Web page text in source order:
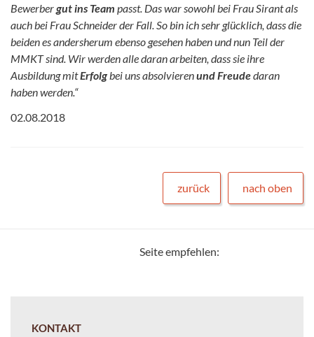
Bewerbergut ins Team passt. Das war sowohl bei Frau Sirant als
auch bei Frau Schneider der Fall. So bin ich sehr glücklich, dass die
beiden es andersherum ebenso gesehen haben und nun Teil der
MMKT sind. Wir werden alle daran arbeiten, dass sie ihre
Ausbildung mitErfolg bei uns absolvierenund Freudedaran
haben werden.“
02.08.2018
zurück nach oben
Seite empfehlen:
KONTAKT